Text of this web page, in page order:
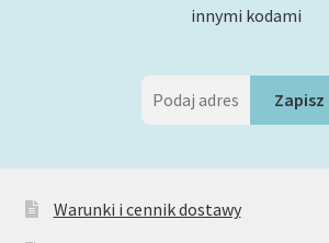
innymi kodami
Warunki i cennik dostawy